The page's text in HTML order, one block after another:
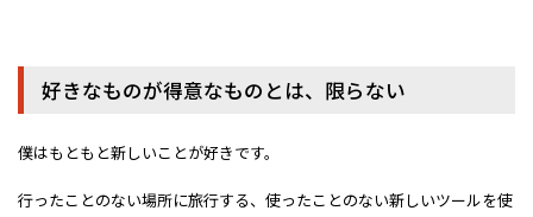
好きなものが得意なものとは、限らない
僕はもともと新しいことが好きです。
行ったことのない場所に旅行する、使ったことのない新しいツールを使